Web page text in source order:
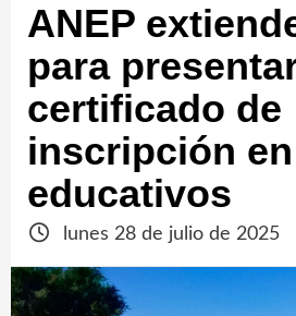
ANEP
para
certificado de
inscripción
educativos
lunes 28 de julio de 2025